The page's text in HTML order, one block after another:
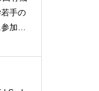
手の
加し
タル